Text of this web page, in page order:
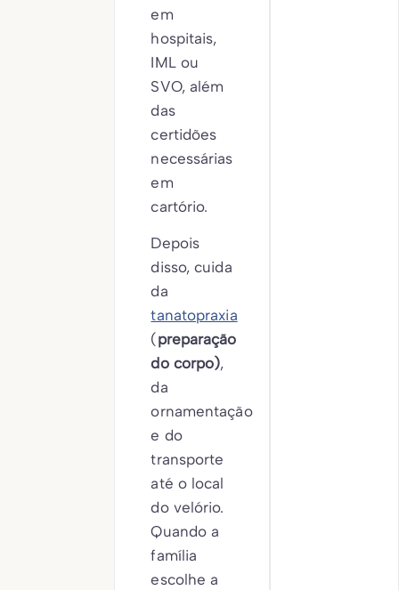
em
hospitais,
IML ou
SVO, além
das
certidões
necessárias
em
cartório.
Depois
disso, cuida
da
tanatopraxia
(preparação
do corpo),
da
ornamentação
e do
transporte
até o local
do velório.
Quando a
família
escolhe a